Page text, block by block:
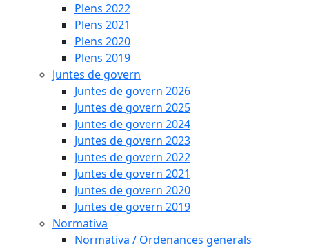
Plens 2022
Plens 2021
Plens 2020
Plens 2019
Juntes de govern
Juntes de govern 2026
Juntes de govern 2025
Juntes de govern 2024
Juntes de govern 2023
Juntes de govern 2022
Juntes de govern 2021
Juntes de govern 2020
Juntes de govern 2019
Normativa
Normativa / Ordenances generals